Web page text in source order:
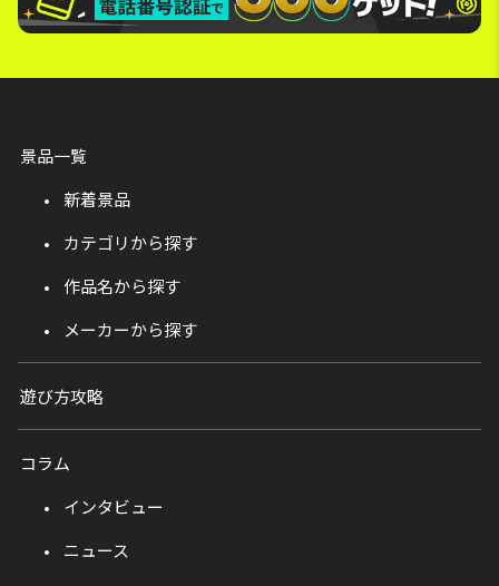
景品一覧
新着景品
カテゴリから探す
作品名から探す
メーカーから探す
遊び方攻略
コラム
インタビュー
ニュース